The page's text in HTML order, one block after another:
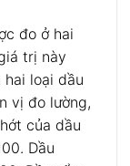
đo ở hai
trị này
loại dầu
vị đo lường,
của dầu
Dầu